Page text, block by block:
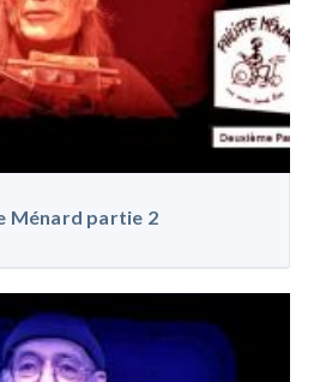
Ménard partie 2